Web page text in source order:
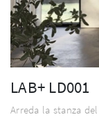
LAB+ LD001
Arreda la stanza